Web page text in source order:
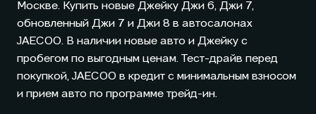
Москве. Купить новые Джейку Джи 6, Джи 7,
обновленный Джи 7 и Джи 8 в автосалонах
JAECOO. В наличии новые авто и Джейку с
пробегом по выгодным ценам. Тест-драйв перед
покупкой,JAECOO в кредит с минимальным взносом
и прием авто по программе трейд-ин.